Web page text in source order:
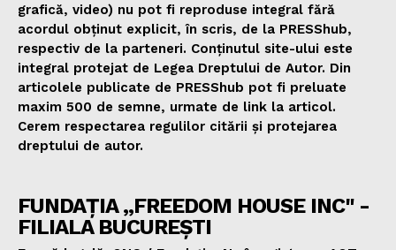
grafică, video) nu pot fi reproduse integral fără
acordul obținut explicit, în scris, de la PRESShub,
respectiv de la parteneri. Conținutul site-ului este
integral protejat de Legea Dreptului de Autor. Din
articolele publicate de PRESShub pot fi preluate
maxim 500 de semne, urmate de link la articol.
Cerem respectarea regulilor citării și protejarea
dreptului de autor.
FUNDAȚIA „FREEDOM HOUSE INC" -
FILIALA BUCUREȘTI